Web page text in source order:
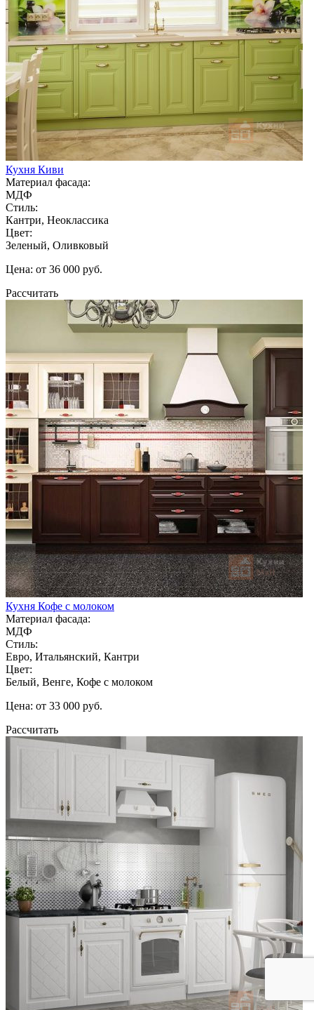
Кухня Киви
Материал фасада:
МДФ
Стиль:
Кантри, Неоклассика
Цвет:
Зеленый, Оливковый
Цена: от 36 000 руб.
Рассчитать
Кухня Кофе с молоком
Материал фасада:
МДФ
Стиль:
Евро, Итальянский, Кантри
Цвет:
Белый, Венге, Кофе с молоком
Цена: от 33 000 руб.
Рассчитать